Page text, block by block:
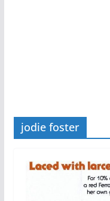
jodie foster